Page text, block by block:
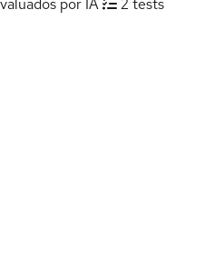
por IA 2 tests